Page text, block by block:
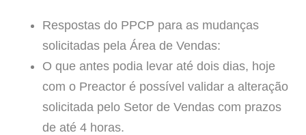
Respostas do PPCP para as mudanças
solicitadas pela Área de Vendas:
O que antes podia levar até dois dias, hoje
com o Preactor é possível validar a alteração
solicitada pelo Setor de Vendas com prazos
de até 4 horas.